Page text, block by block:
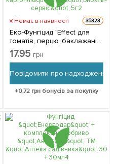
Немає в наявності 35323
Еко-Фунгіцид "Effect для
томатів, перцю, баклажанів,
картоплі" ТМ "Биохим-
сервіс" 5г
17.95 грн
Повідомити про надходження
+0.72 грн бонусів за покупку